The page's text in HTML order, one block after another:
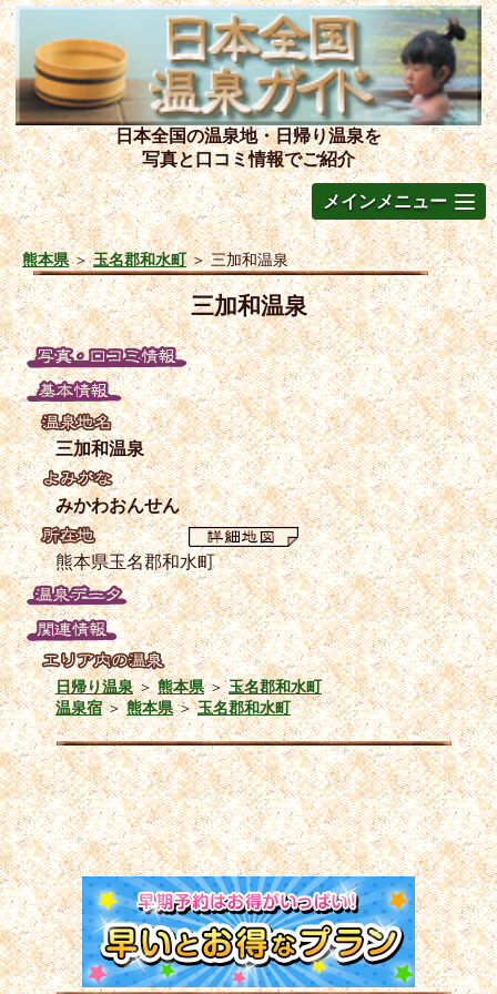
日本全国の温泉地・日帰り温泉を
写真と口コミ情報でご紹介
メインメニュー
熊本県＞玉名郡和水町＞三加和温泉
三加和温泉
三加和温泉
みかわおんせん
熊本県玉名郡和水町
日帰り温泉＞熊本県＞玉名郡和水町
温泉宿＞熊本県＞玉名郡和水町